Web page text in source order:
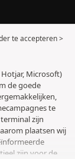
te accepteren >
Hotjar, Microsoft)
de goede
te
zijn
plaatsen wij
zijn voor de